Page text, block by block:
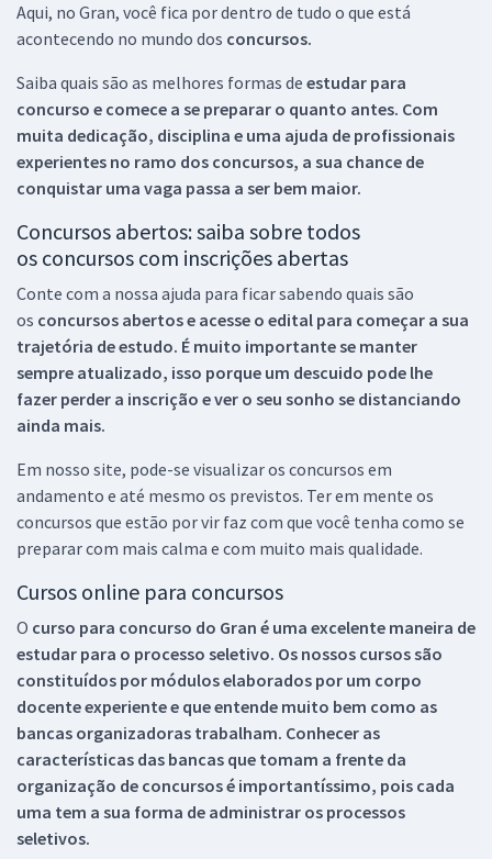
Aqui, no Gran, você fica por dentro de tudo o que está
acontecendo no mundo dos concursos.
Saiba quais são as melhores formas de estudar para
concurso e comece a se preparar o quanto antes. Com
muita dedicação, disciplina e uma ajuda de profissionais
experientes no ramo dos concursos, a sua chance de
conquistar uma vaga passa a ser bem maior.
Concursos abertos: saiba sobre todos
os concursos com inscrições abertas
Conte com a nossa ajuda para ficar sabendo quais são
os concursos abertos e acesse o edital para começar a sua
trajetória de estudo. É muito importante se manter
sempre atualizado, isso porque um descuido pode lhe
fazer perder a inscrição e ver o seu sonho se distanciando
ainda mais.
Em nosso site, pode-se visualizar os concursos em
andamento e até mesmo os previstos. Ter em mente os
concursos que estão por vir faz com que você tenha como se
preparar com mais calma e com muito mais qualidade.
Cursos online para concursos
O curso para concurso do Gran é uma excelente maneira de
estudar para o processo seletivo. Os nossos cursos são
constituídos por módulos elaborados por um corpo
docente experiente e que entende muito bem como as
bancas organizadoras trabalham. Conhecer as
características das bancas que tomam a frente da
organização de concursos é importantíssimo, pois cada
uma tem a sua forma de administrar os processos
seletivos.